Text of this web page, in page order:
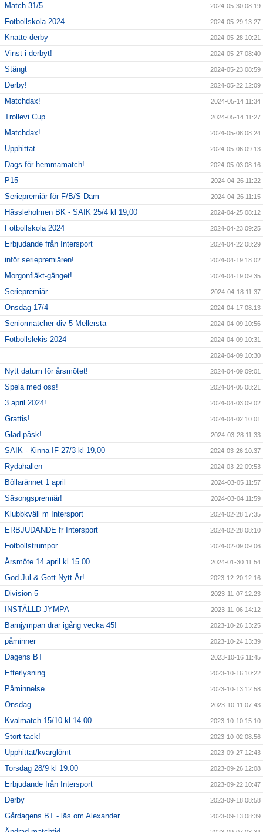
Match 31/5 2024-05-30 08:19
Fotbollskola 2024 2024-05-29 13:27
Knatte-derby 2024-05-28 10:21
Vinst i derbyt! 2024-05-27 08:40
Stängt 2024-05-23 08:59
Derby! 2024-05-22 12:09
Matchdax! 2024-05-14 11:34
Trollevi Cup 2024-05-14 11:27
Matchdax! 2024-05-08 08:24
Upphittat 2024-05-06 09:13
Dags för hemmamatch! 2024-05-03 08:16
P15 2024-04-26 11:22
Seriepremiär för F/B/S Dam 2024-04-26 11:15
Hässleholmen BK - SAIK 25/4 kl 19,00 2024-04-25 08:12
Fotbollskola 2024 2024-04-23 09:25
Erbjudande från Intersport 2024-04-22 08:29
inför seriepremiären! 2024-04-19 18:02
Morgonfläkt-gänget! 2024-04-19 09:35
Seriepremiär 2024-04-18 11:37
Onsdag 17/4 2024-04-17 08:13
Seniormatcher div 5 Mellersta 2024-04-09 10:56
Fotbollslekis 2024 2024-04-09 10:31
2024-04-09 10:30
Nytt datum för årsmötet! 2024-04-09 09:01
Spela med oss! 2024-04-05 08:21
3 april 2024! 2024-04-03 09:02
Grattis! 2024-04-02 10:01
Glad påsk! 2024-03-28 11:33
SAIK - Kinna IF 27/3 kl 19,00 2024-03-26 10:37
Rydahallen 2024-03-22 09:53
Bôllarännet 1 april 2024-03-05 11:57
Säsongspremiär! 2024-03-04 11:59
Klubbkväll m Intersport 2024-02-28 17:35
ERBJUDANDE fr Intersport 2024-02-28 08:10
Fotbollstrumpor 2024-02-09 09:06
Årsmöte 14 april kl 15.00 2024-01-30 11:54
God Jul & Gott Nytt År! 2023-12-20 12:16
Division 5 2023-11-07 12:23
INSTÄLLD JYMPA 2023-11-06 14:12
Barnjympan drar igång vecka 45! 2023-10-26 13:25
påminner 2023-10-24 13:39
Dagens BT 2023-10-16 11:45
Efterlysning 2023-10-16 10:22
Påminnelse 2023-10-13 12:58
Onsdag 2023-10-11 07:43
Kvalmatch 15/10 kl 14.00 2023-10-10 15:10
Stort tack! 2023-10-02 08:56
Upphittat/kvarglömt 2023-09-27 12:43
Torsdag 28/9 kl 19.00 2023-09-26 12:08
Erbjudande från Intersport 2023-09-22 10:47
Derby 2023-09-18 08:58
Gårdagens BT - läs om Alexander 2023-09-13 08:39